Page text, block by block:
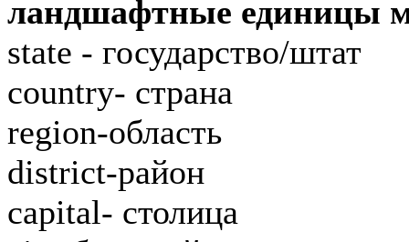
ландшафтные единицы
state - государство/штат
country- страна
region-область
district-район
capital- столица